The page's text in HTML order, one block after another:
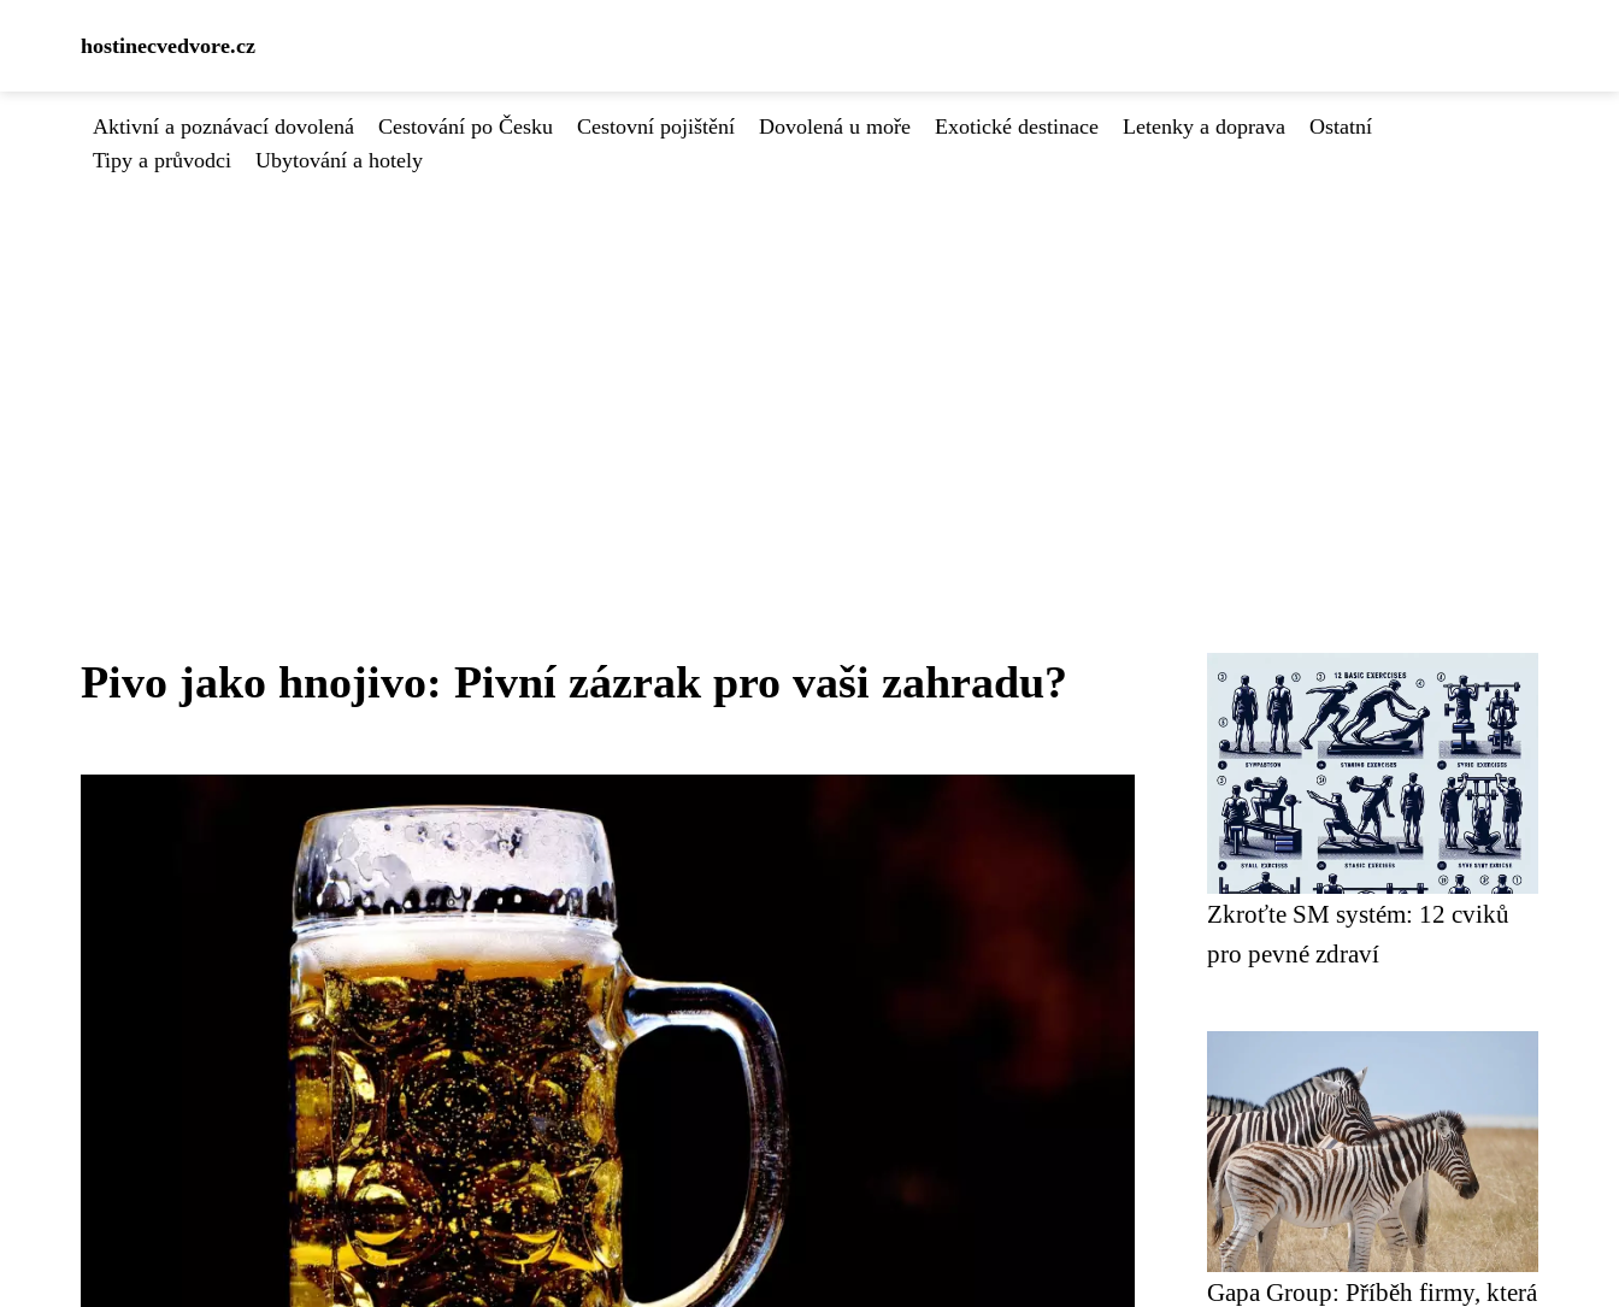
hostinecvedvore.cz
Aktivní a poznávací dovolená Cestování po Česku Cestovní pojištění Dovolená u moře Exotické destinace Letenky a doprava
Ostatní
Tipy a průvodci
Ubytování a hotely
Pivo jako hnojivo: Pivní zázrak pro vaši zahradu?
Zkroťte SM systém: 12 cviků
pro pevné zdraví
Gapa Group: Příběh firmy, která